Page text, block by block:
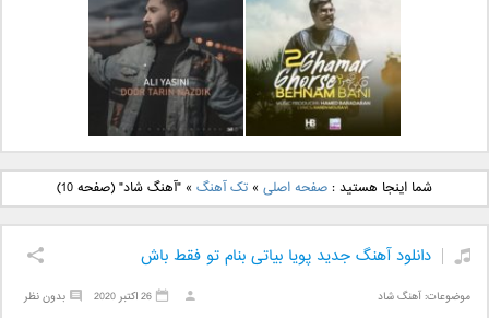
دانلود آهنگ جدید مهدی
یراحی بنام اسرار
دانلود آهنگ جدید فرزاد
فرزین بنام آتیش
دانلود آهنگ جدید بهنام
بانی بنام قرص قمر 2
دانلود آهنگ جدید علی
یاسینی بنام دورترین نزدیک
شما اینجا هستید :صفحه اصلی »تک آهنگ »"آهنگ شاد"(صفحه 10)
دانلود آهنگ جدید پویا بیاتی بنام تو فقط باش
موضوعات:آهنگ شاد بدون نظر 26 اکتبر 2020